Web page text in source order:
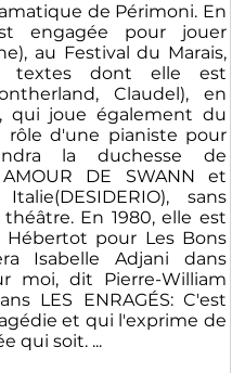
de Périmoni. En
engagée pour jouer
au Festival du Marais,
textes dont elle est
Claudel), en
qui joue également du
rôle d'une pianiste pour
la duchesse de
DE SWANN et
sans
En 1980, elle est
pour Les Bons
Isabelle Adjani dans
moi, dit Pierre-William
LES ENRAGÉS: C'est
et qui l'exprime de
qui soit. ...